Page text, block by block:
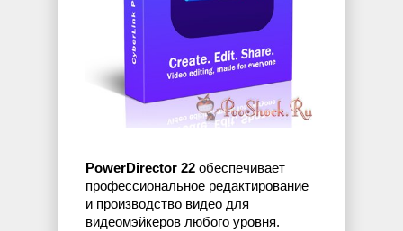
PowerDirector 22 обеспечивает
профессиональное редактирование
и производство видео для
видеомэйкеров любого уровня.